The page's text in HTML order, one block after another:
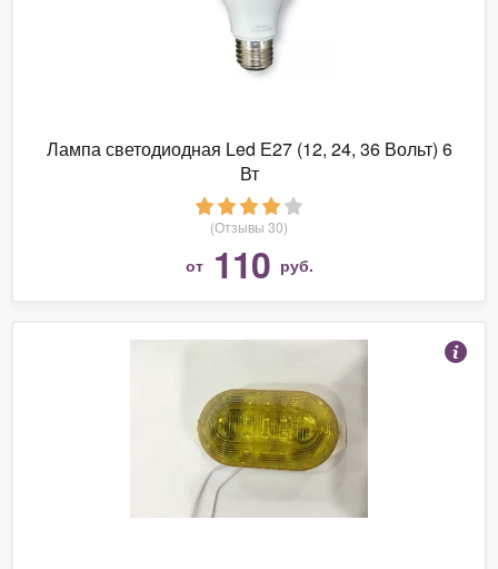
Лампа светодиодная Led Е27 (12, 24, 36 Вольт) 6
Вт
(Отзывы 30)
от 110 руб.